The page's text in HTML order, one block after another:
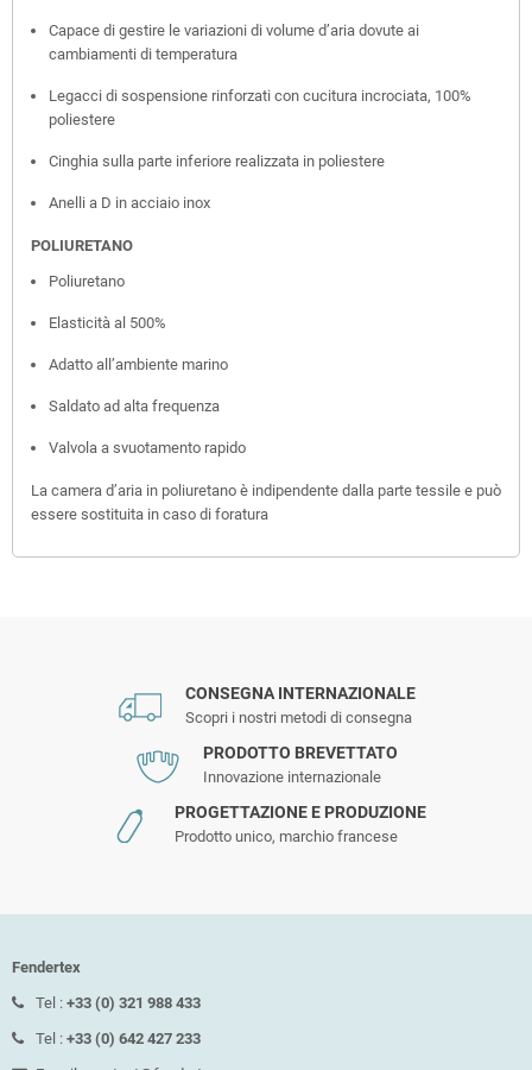
Capace di gestire le variazioni di volume d’aria dovute ai
cambiamenti di temperatura
Legacci di sospensione rinforzati con cucitura incrociata, 100%
poliestere
Cinghia sulla parte inferiore realizzata in poliestere
Anelli a D in acciaio inox
POLIURETANO
Poliuretano
Elasticità al 500%
Adatto all’ambiente marino
Saldato ad alta frequenza
Valvola a svuotamento rapido
La camera d’aria in poliuretano è indipendente dalla parte tessile e può
essere sostituita in caso di foratura
CONSEGNA INTERNAZIONALE
Scopri i nostri metodi di consegna
PRODOTTO BREVETTATO
Innovazione internazionale
PROGETTAZIONE E PRODUZIONE
Prodotto unico, marchio francese
Fendertex
Tel : +33 (0) 321 988 433
Tel : +33 (0) 642 427 233